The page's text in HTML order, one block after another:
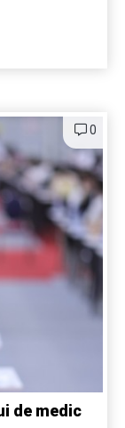
0
de medic